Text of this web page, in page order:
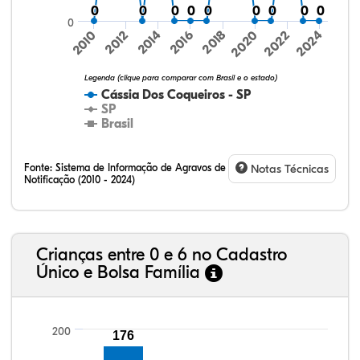
0
0 0
0 0
0 0
0 0
0 0
0 0
0 0
0 0
0
Cássia Dos Coqueiros - SP
SP
Brasil
Legenda (clique para comparar com Brasil e o estado)
2010 2012 2014 2016 2018 2020 2022 2024
0
Fonte: Sistema de Informação de Agravos de
Notificação (2010 - 2024)
Notas Técnicas
Crianças entre 0 e 6 no Cadastro
Único e Bolsa Família
200 176
49,62%
9,46%
0,56%
40,03%
0,13%
0,19%
32,57%
9,24%
0,46%
54,88%
1,27%
1,56%